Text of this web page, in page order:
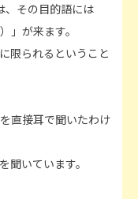
、その目的語には
」が来ます。
限られるということ
直接耳で聞いたわけ
聞いています。